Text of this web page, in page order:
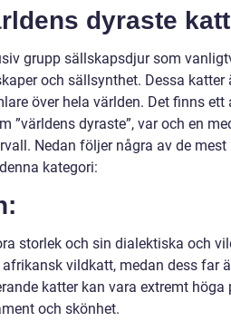
dyraste
grupp sällskapsdjur som
och sällsynthet. Dessa katter
över hela världen. Det finns ett
”världens dyraste”, var och en
Nedan följer några av de mest
kategori:
storlek och sin dialektiska och
vildkatt, medan dess far
katter kan vara extremt höga
och skönhet.